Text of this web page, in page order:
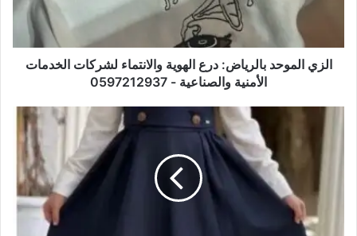
الزي الموحد بالرياض: درع الهوية والانتماء لشركات الخدمات
الأمنية والصناعية - 0597212937